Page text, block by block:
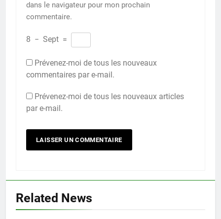
dans le navigateur pour mon prochain
commentaire.
8 − Sept =
Prévenez-moi de tous les nouveaux
commentaires par e-mail.
Prévenez-moi de tous les nouveaux articles
par e-mail.
Related News